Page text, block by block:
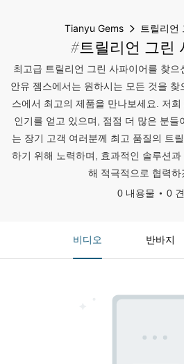
Tianyu Gems 트릴리언
#트릴리언 그린
최고급 트릴리언 그린 사파이어를 찾으
안유 젬스에서는 원하시는 모든 것을 찾
스에서 최고의 제품을 만나보세요. 저
인기를 얻고 있으며, 점점 더 많은 분들
는 장기 고객 여러분께 최고 품질의 트
하기 위해 노력하며, 효과적인 솔루션
해 적극적으로 협력하
0 내용물
0
비디오 반바지